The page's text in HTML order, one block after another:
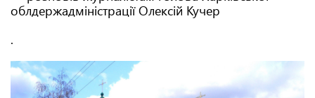
облдержадміністрації Олексій Кучер
.